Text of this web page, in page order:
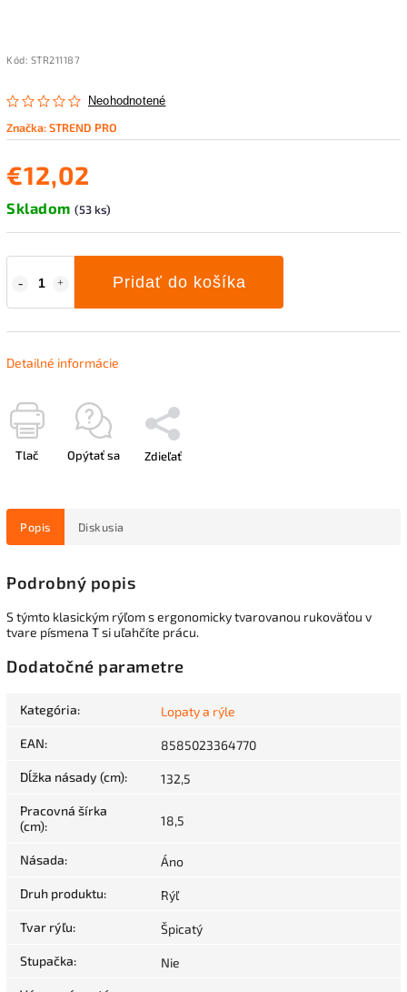
Kód: STR211187
Neohodnotené
Značka:STREND PRO
€12,02
Skladom (53 ks)
Pridať do košíka
Detailné informácie
Tlač Opýtať sa Zdieľať
Popis Diskusia
Podrobný popis
S týmto klasickým rýľom s ergonomicky tvarovanou rukoväťou v
tvare písmena T si uľahčíte prácu.
Dodatočné parametre
Kategória: Lopaty a rýle
EAN: 8585023364770
Dĺžka násady (cm): 132,5
Pracovná šírka
(cm): 18,5
Násada: Áno
Druh produktu: Rýľ
Tvar rýľu: Špicatý
Stupačka: Nie